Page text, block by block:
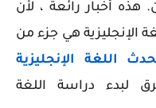
أخبار رائعة ، لأن
الإنجليزية هي جزء من
اللغة الإنجليزية
لبدء دراسة اللغة